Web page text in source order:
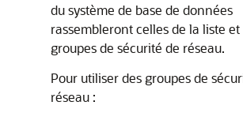
du système de base de données
rassembleront celles de la liste et
groupes de sécurité de réseau.
Pour utiliser des groupes de
réseau :